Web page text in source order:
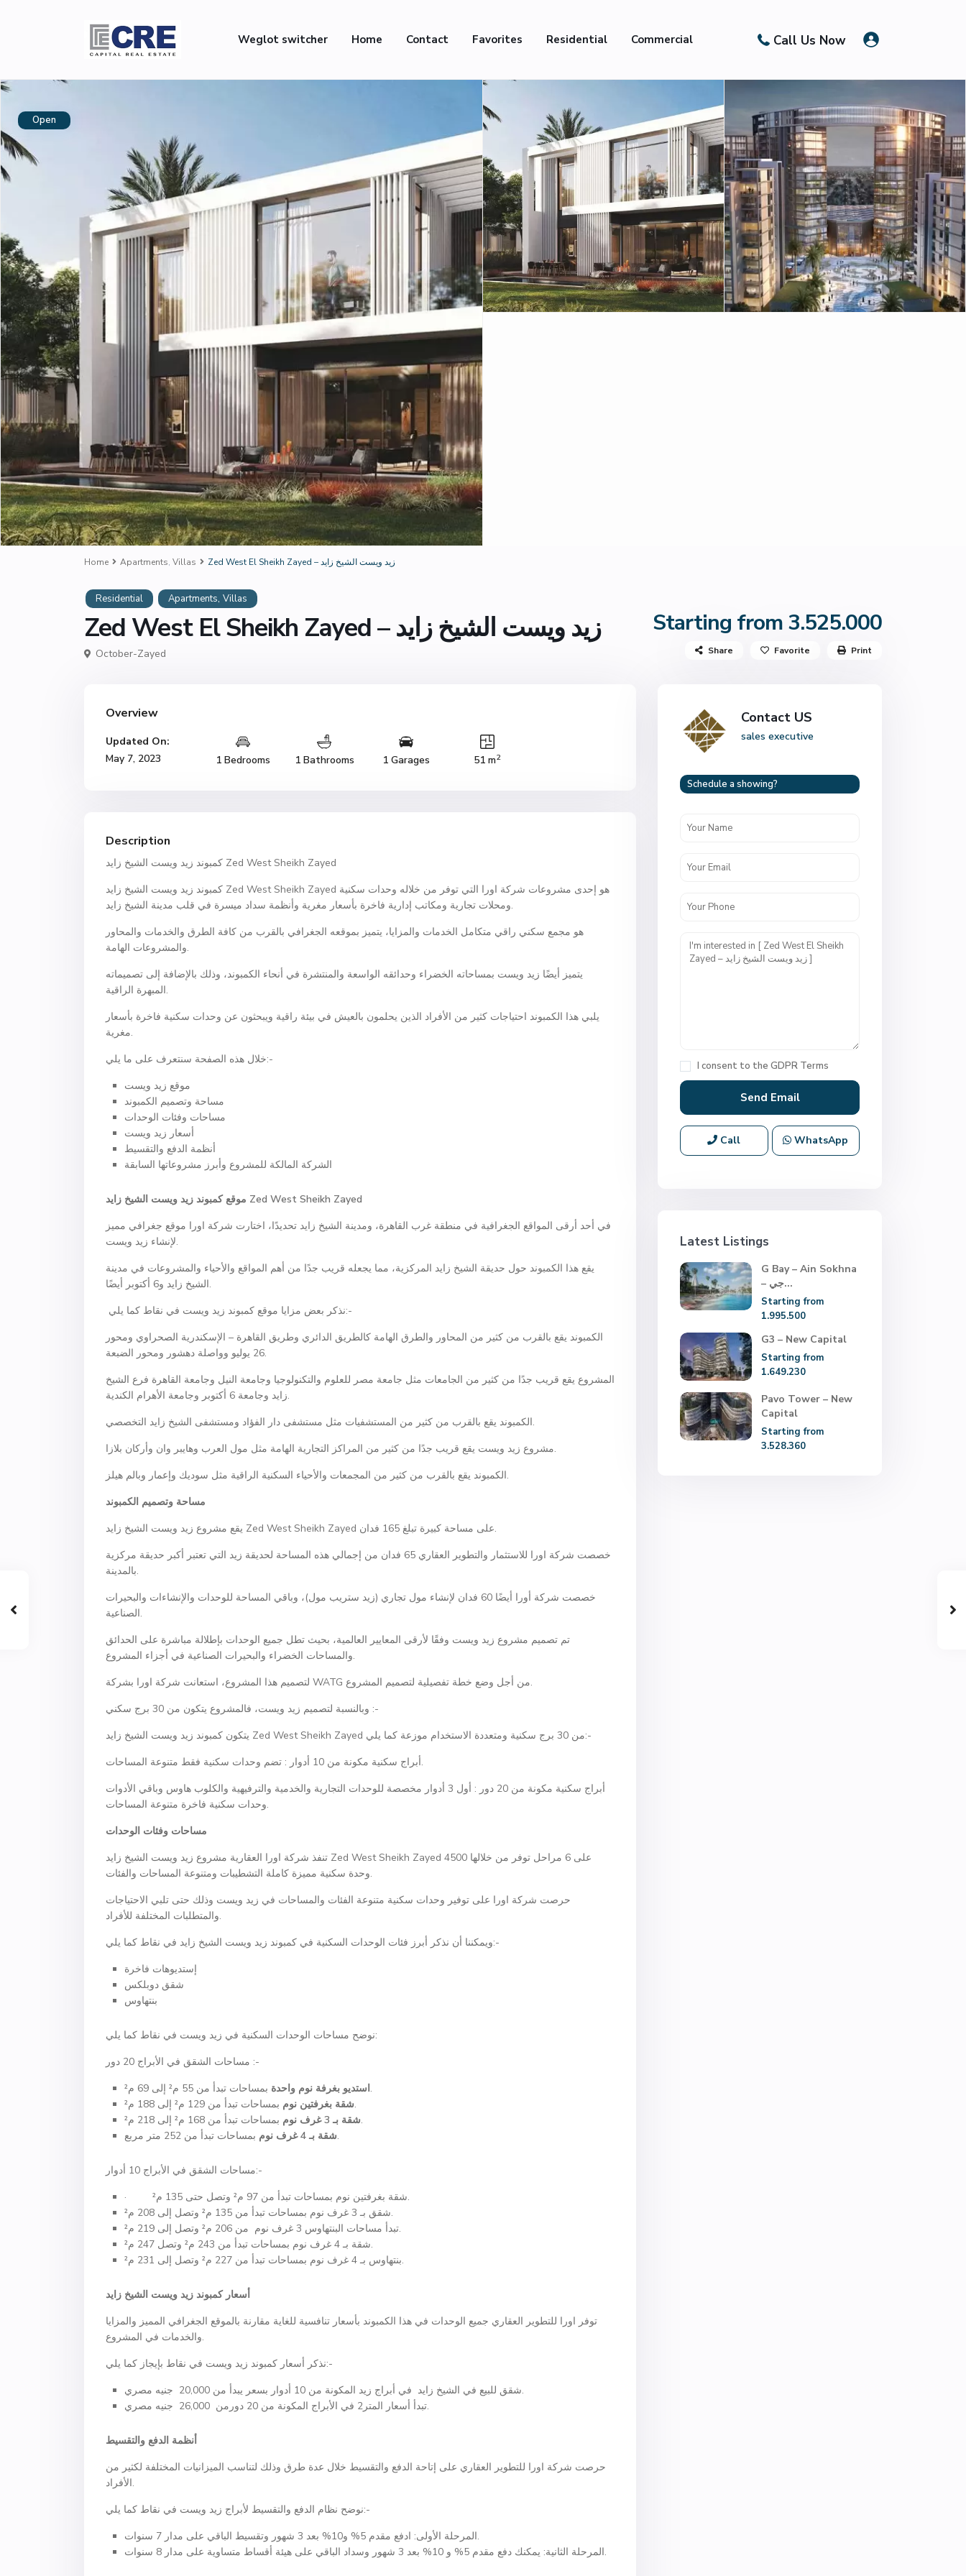
Weglot switcher Home Contact Favorites Residential Commercial Call Us Now
Open
Home Apartments, Villas Zed West El Sheikh Zayed – زيد ويست الشيخ زايد
Residential Apartments, Villas
Zed West El Sheikh Zayed – زيد ويست الشيخ زايد Starting from 3.525.000
October-Zayed Share Favorite Print
Overview
Updated On:
May 7, 2023
1 Bedrooms 1 Bathrooms 1 Garages 51 m2
Description
كمبوند زيد ويست الشيخ زايد Zed West Sheikh Zayed
كمبوند زيد ويست الشيخ زايد Zed West Sheikh Zayed هو إحدى مشروعات شركة اورا التي توفر من خلاله وحدات سكنية
ومحلات تجارية ومكاتب إدارية فاخرة بأسعار مغرية وأنظمة سداد ميسرة في قلب مدينة الشيخ زايد.
هو مجمع سكني راقي متكامل الخدمات والمزايا، يتميز بموقعه الجغرافي بالقرب من كافة الطرق والخدمات والمحاور
والمشروعات الهامة.
يتميز أيضًا زيد ويست بمساحاته الخضراء وحدائقه الواسعة والمنتشرة في أنحاء الكمبوند، وذلك بالإضافة إلى تصميماته
المبهرة الراقية.
يلبي هذا الكمبوند احتياجات كثير من الأفراد الذين يحلمون بالعيش في بيئة راقية ويبحثون عن وحدات سكنية فاخرة بأسعار
مغرية.
خلال هذه الصفحة سنتعرف على ما يلي:-
موقع زيد ويست
مساحة وتصميم الكمبوند
مساحات وفئات الوحدات
أسعار زيد ويست
أنظمة الدفع والتقسيط
الشركة المالكة للمشروع وأبرز مشروعاتها السابقة
Zed West Sheikh Zayed
في أحد أرقى المواقع الجغرافية في منطقة غرب القاهرة، ومدينة الشيخ زايد تحديدًا، اختارت شركة اورا موقع جغرافي مميز
لإنشاء زيد ويست.
يقع هذا الكمبوند حول حديقة الشيخ زايد المركزية، مما يجعله قريب جدًا من أهم المواقع والأحياء والمشروعات في مدينة
الشيخ زايد و6 أكتوبر أيضًا.
نذكر بعض مزايا موقع كمبوند زيد ويست في نقاط كما يلي:-
الكمبوند يقع بالقرب من كثير من المحاور والطرق الهامة كالطريق الدائري وطريق القاهرة – الإسكندرية الصحراوي ومحور
26 يوليو وواصلة دهشور ومحور الضبعة.
المشروع يقع قريب جدًا من كثير من الجامعات مثل جامعة مصر للعلوم والتكنولوجيا وجامعة النيل وجامعة القاهرة فرع الشيخ
زايد وجامعة 6 أكتوبر وجامعة الأهرام الكندية.
الكمبوند يقع بالقرب من كثير من المستشفيات مثل مستشفى دار الفؤاد ومستشفى الشيخ زايد التخصصي.
مشروع زيد ويست يقع قريب جدًا من كثير من المراكز التجارية الهامة مثل مول العرب وهايبر وان وأركان بلازا.
الكمبوند يقع بالقرب من كثير من المجمعات والأحياء السكنية الراقية مثل سوديك وإعمار وبالم هيلز.
مساحة وتصميم الكمبوند
يقع مشروع زيد ويست الشيخ زايد Zed West Sheikh Zayed على مساحة كبيرة تبلغ 165 فدان.
خصصت شركة اورا للاستثمار والتطوير العقاري 65 فدان من إجمالي هذه المساحة لحديقة زيد التي تعتبر أكبر حديقة مركزية
بالمدينة.
خصصت شركة أورا أيضًا 60 فدان لإنشاء مول تجاري (زيد ستريب مول)، وباقي المساحة للوحدات والإنشاءات والبحيرات
الصناعية.
تم تصميم مشروع زيد ويست وفقًا لأرقى المعايير العالمية، بحيث تطل جميع الوحدات بإطلالة مباشرة على الحدائق
والمساحات الخضراء والبحيرات الصناعية في أجزاء المشروع.
لتصميم هذا المشروع، استعانت شركة اورا بشركة WATG من أجل وضع خطة تفصيلية لتصميم المشروع.
وبالنسبة لتصميم زيد ويست، فالمشروع يتكون من 30 برج سكني :-
يتكون كمبوند زيد ويست الشيخ زايد Zed West Sheikh Zayed من 30 برج سكنية ومتعددة الاستخدام موزعة كما يلي:-
أبراج سكنية مكونة من 10 أدوار : تضم وحدات سكنية فقط متنوعة المساحات.
أبراج سكنية مكونة من 20 دور : أول 3 أدوار مخصصة للوحدات التجارية والخدمية والترفيهية والكلوب هاوس وباقي الأدوات
وحدات سكنية فاخرة متنوعة المساحات.
مساحات وفئات الوحدات
تنفذ شركة اورا العقارية مشروع زيد ويست الشيخ زايد Zed West Sheikh Zayed على 6 مراحل توفر من خلالها 4500
وحدة سكنية مميزة كاملة التشطيبات ومتنوعة المساحات والفئات.
حرصت شركة اورا على توفير وحدات سكنية متنوعة الفئات والمساحات في زيد ويست وذلك حتى تلبي الاحتياجات
والمتطلبات المختلفة للأفراد.
ويمكننا أن نذكر أبرز فئات الوحدات السكنية في كمبوند زيد ويست الشيخ زايد في نقاط كما يلي:-
إستديوهات فاخرة
شقق دوبلكس
بنتهاوس
نوضح مساحات الوحدات السكنية في زيد ويست في نقاط كما يلي:
مساحات الشقق في الأبراج 20 دور :-
استديو بغرفة نوم واحدةبمساحات تبدأ من 55 م² إلى 69 م².
شقة بغرفتين نومبمساحات تبدأ من 129 م² إلى 188 م².
شقة بـ 3 غرف نومبمساحات تبدأ من 168 م² إلى 218 م².
شقة بـ 4 غرف نومبمساحات تبدأ من 252 متر مربع.
مساحات الشقق في الأبراج 10 أدوار:-
· شقة بغرفتين نوم بمساحات تبدأ من 97 م² وتصل حتى 135 م².
شقق بـ 3 غرف نوم بمساحات تبدأ من 135 م² وتصل إلى 208 م².
تبدأ مساحات البنتهاوس 3 غرف نوم من 206 م² وتصل إلى 219 م².
شقة بـ 4 غرف نوم بمساحات تبدأ من 243 م² وتصل 247 م².
بنتهاوس بـ 4 غرف نوم بمساحات تبدأ من 227 م² وتصل إلى 231 م².
أسعار كمبوند زيد ويست الشيخ زايد
توفر اورا للتطوير العقاري جميع الوحدات في هذا الكمبوند بأسعار تنافسية للغاية مقارنة بالموقع الجغرافي المميز والمزايا
والخدمات في المشروع.
نذكر أسعار كمبوند زيد ويست في نقاط بإيجاز كما يلي:-
شقق للبيع في الشيخ زايد في أبراج زيد المكونة من 10 أدوار بسعر يبدأ من 20,000 جنيه مصري.
تبدأ أسعار المتر2 في الأبراج المكونة من 20 دورمن 26,000 جنيه مصري.
أنظمة الدفع والتقسيط
حرصت شركة اورا للتطوير العقاري على إتاحة الدفع والتقسيط خلال عدة طرق وذلك لتناسب الميزانيات المختلفة لكثير من
الأفراد.
نوضح نظام الدفع والتقسيط لأبراج زيد ويست في نقاط كما يلي:-
المرحلة الأولى: ادفع مقدم 5% و10% بعد 3 شهور وتقسيط الباقي على مدار 7 سنوات.
المرحلة الثانية: يمكنك دفع مقدم 5% و 10% بعد 3 شهور وسداد الباقي على هيئة أقساط متساوية على مدار 8 سنوات.
Contact US
sales executive
Schedule a showing?
I consent to the GDPR Terms
Call WhatsApp
Latest Listings
G Bay – Ain Sokhna
– جي...
Starting from
1.995.500
G3 – New Capital
Starting from
1.649.230
Pavo Tower – New
Capital
Starting from
3.528.360